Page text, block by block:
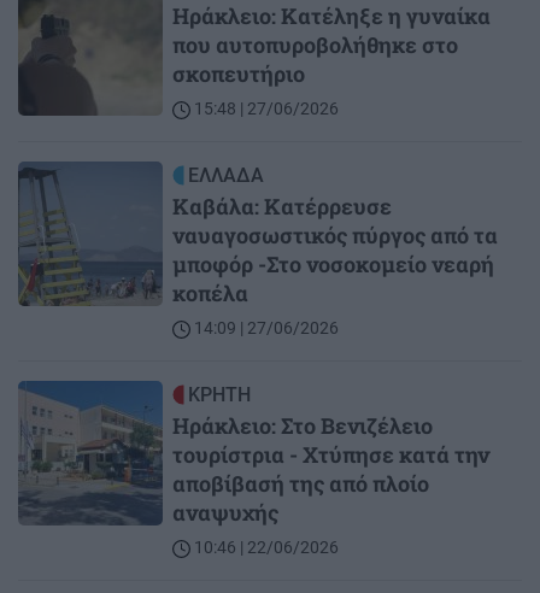
Ηράκλειο: Κατέληξε η γυναίκα
που αυτοπυροβολήθηκε στο
σκοπευτήριο
15:48 | 27/06/2026
Image ΕΛΛΑΔΑ
Καβάλα: Κατέρρευσε
ναυαγοσωστικός πύργος από τα
μποφόρ -Στο νοσοκομείο νεαρή
κοπέλα
14:09 | 27/06/2026
Image ΚΡΗΤΗ
Ηράκλειο: Στο Βενιζέλειο
τουρίστρια - Χτύπησε κατά την
αποβίβασή της από πλοίο
αναψυχής
10:46 | 22/06/2026